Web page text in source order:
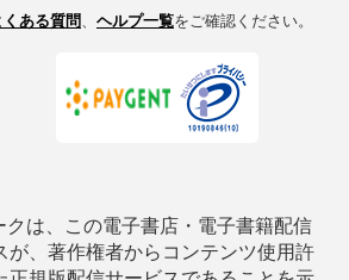
くある質問 ヘルプ一覧をご確認ください。
クは、この電子書店・電子書籍配信
が、著作権者からコンテンツ使用許